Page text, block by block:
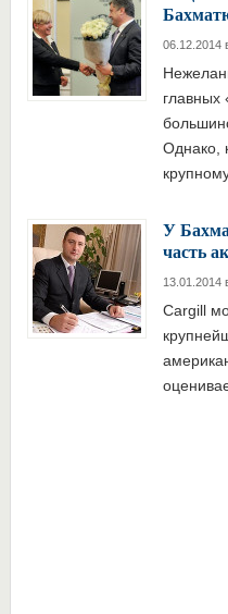
06.12.2014
главных
Однако,
У
часть
13.01.2014
Cargill